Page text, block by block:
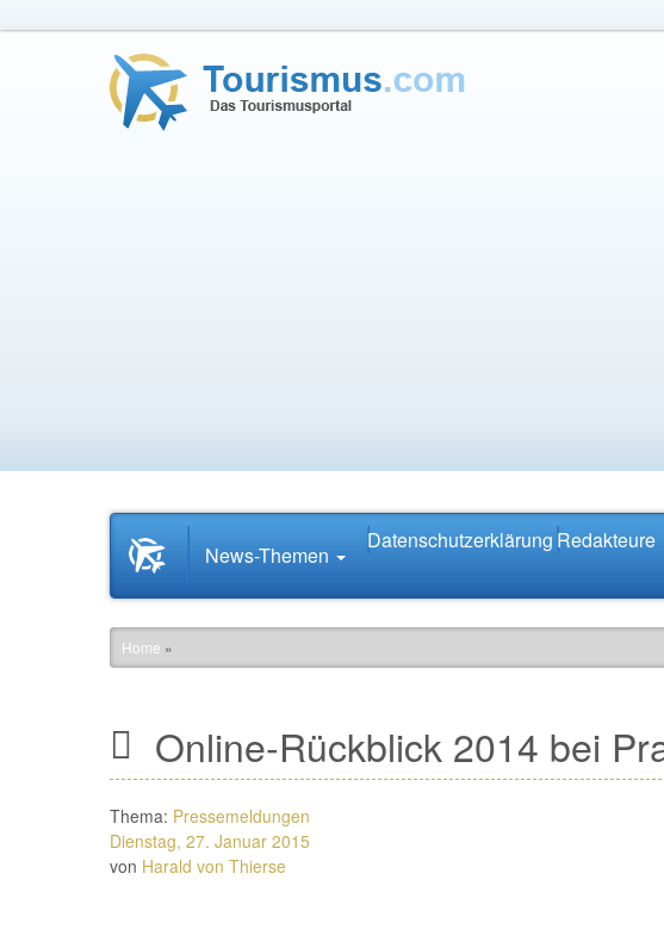
Startseite
News.Tourismus.com
News-Themen
Datenschutzerklärung Redakteure
Home »
Online-Rückblick 2014 bei
Thema: Pressemeldungen
Dienstag, 27. Januar 2015
von Harald von Thierse